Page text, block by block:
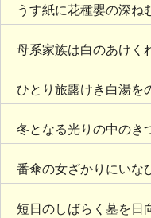
うす紙に花種嬰の深ね
母系家族は白のあけく
ひとり旅露けき白湯を
冬となる光りの中のき
番傘の女ざかりにいな
短日のしばらく墓を日